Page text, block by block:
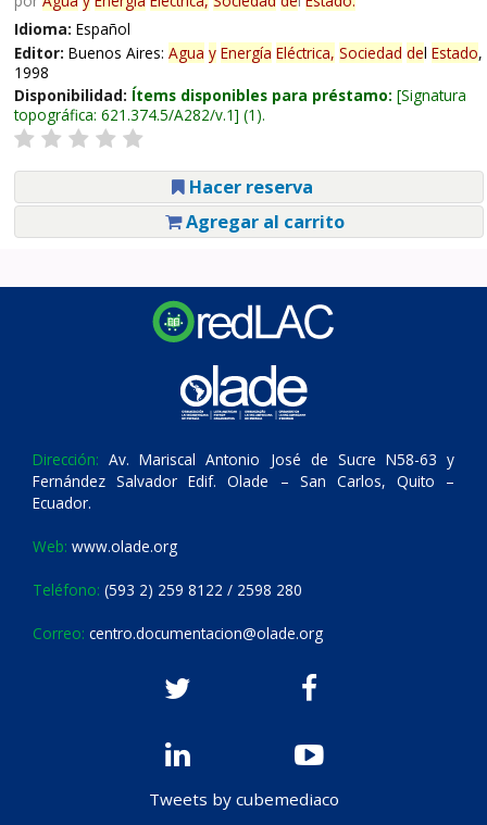
Idioma: Español
Editor: Buenos Aires: Agua y Energía Eléctrica, Sociedad del Estado,
1998
Disponibilidad: Ítems disponibles para préstamo: Signatura
topográfica: 621.374.5/A282/v.1 (1).
Hacer reserva
Agregar al carrito
Dirección: Av. Mariscal Antonio José de Sucre N58-63 y
Fernández Salvador Edif. Olade – San Carlos, Quito –
Ecuador.
Web: www.olade.org
Teléfono: (593 2) 259 8122 / 2598 280
Correo: centro.documentacion@olade.org
Tweets by cubemediaco